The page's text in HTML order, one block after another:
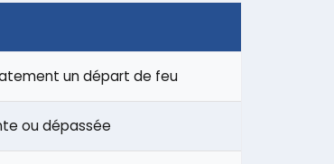
un départ de feu
ou dépassée